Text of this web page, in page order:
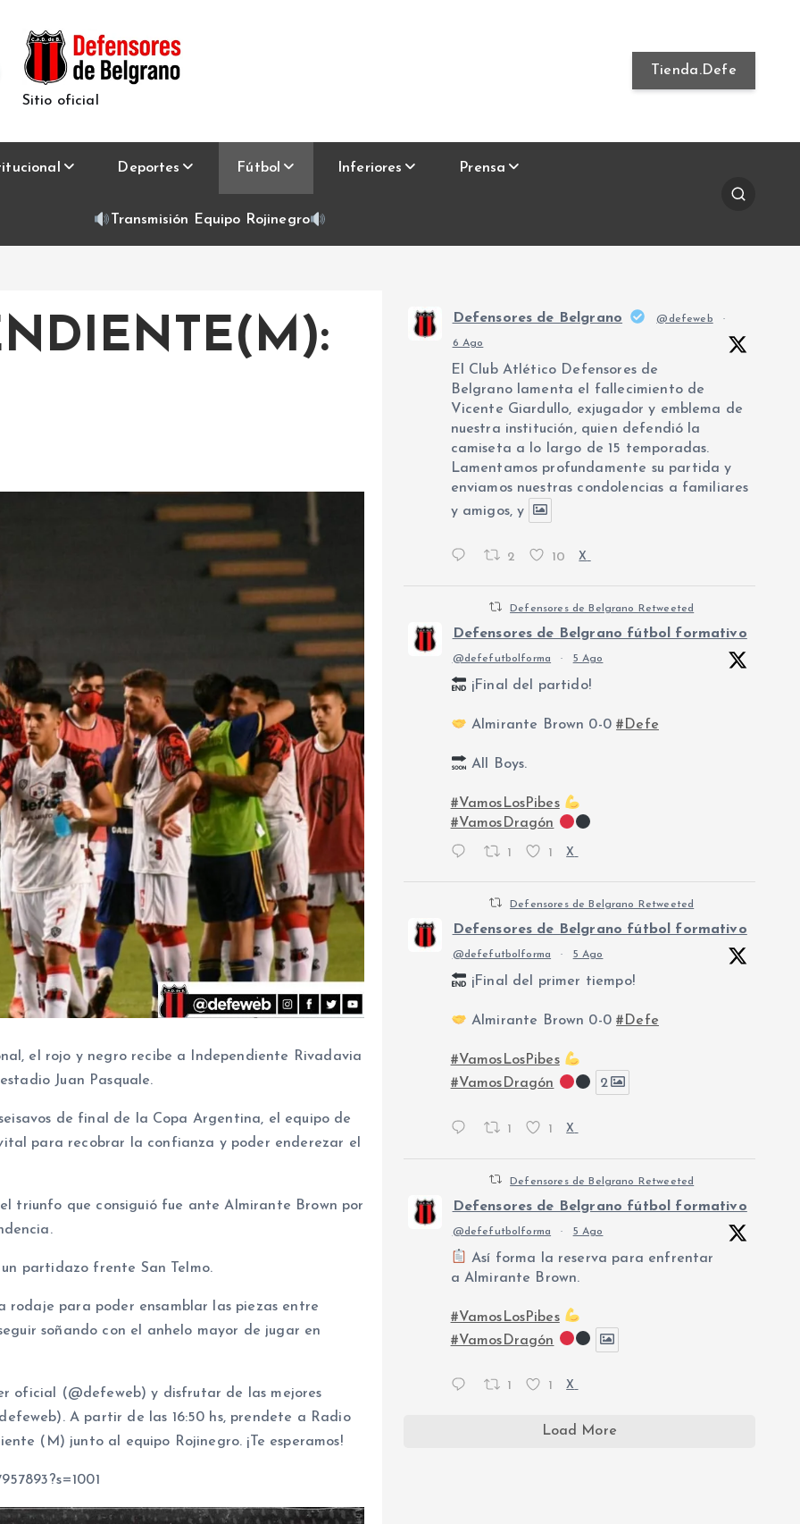
Sitio oficial
Tienda.Defe
Deportes Fútbol Inferiores Prensa
Transmisión Equipo Rojinegro
el rojo y negro recibe a Independiente Rivadavia
Juan Pasquale.
de final de la Copa Argentina, el equipo de
para recobrar la confianza y poder enderezar el
triunfo que consiguió fue ante Almirante Brown por
partidazo frente San Telmo.
rodaje para poder ensamblar las piezas entre
soñando con el anhelo mayor de jugar en
oficial (@defeweb) y disfrutar de las mejores
A partir de las 16:50 hs, prendete a Radio
(M) junto al equipo Rojinegro. ¡Te esperamos!
Defensores de Belgrano @defeweb ·
6 Ago
El Club Atlético Defensores de
Belgrano lamenta el fallecimiento de
Vicente Giardullo, exjugador y emblema de
nuestra institución, quien defendió la
camiseta a lo largo de 15 temporadas.
Lamentamos profundamente su partida y
enviamos nuestras condolencias a familiares
y amigos, y
2 10 X
Defensores de Belgrano Retweeted
Defensores de Belgrano fútbol formativo
@defefutbolforma · 5 Ago
¡Final del partido!
Almirante Brown 0-0#Defe
All Boys.
#VamosLosPibes
#VamosDragón
1 1 X
Defensores de Belgrano Retweeted
Defensores de Belgrano fútbol formativo
@defefutbolforma · 5 Ago
¡Final del primer tiempo!
Almirante Brown 0-0#Defe
#VamosLosPibes
#VamosDragón
2
1 1 X
Defensores de Belgrano Retweeted
Defensores de Belgrano fútbol formativo
@defefutbolforma · 5 Ago
Así forma la reserva para enfrentar
a Almirante Brown.
#VamosLosPibes
#VamosDragón
1 1 X
Load More